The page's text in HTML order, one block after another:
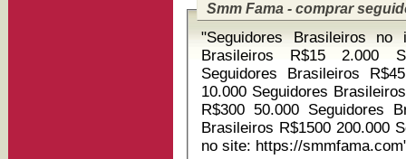
Smm Fama - comprar
"Seguidores Brasileiros no instagram
Brasileiros R$15 2.000
Seguidores Brasileiros
10.000 Seguidores Brasileiros R$150 20.000 Seguidores Brasileiros
R$300 50.000 Seguidores Brasileiros R$750 100.000 Seguidores
Brasileiros R$1500 200.000 Seguidores Brasileiros R$3000 Compre
no site: https://